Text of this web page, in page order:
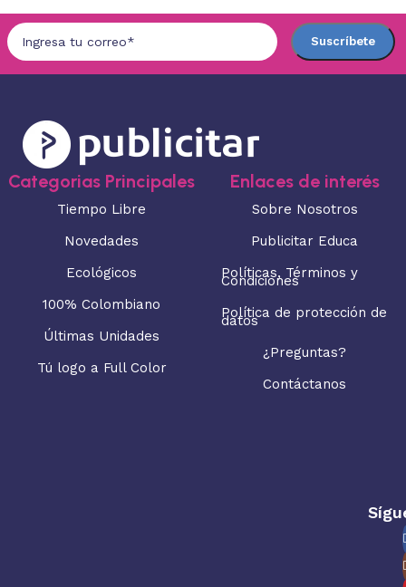
Categorias Principales
Tiempo Libre
Novedades
Ecológicos
100% Colombiano
Últimas Unidades
Tú logo a Full Color
Enlaces de interés
Sobre Nosotros
Publicitar Educa
Políticas, Términos y
Condiciones
Política de protección de
datos
¿Preguntas?
Contáctanos